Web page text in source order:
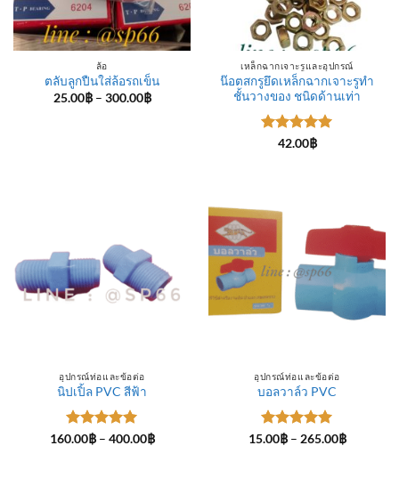
ล้อ
ตลับลูกปืนใส่ล้อรถเข็น
25.00฿ – 300.00฿Price
เหล็กฉากเจาะรูและอุปกรณ์
น๊อตสกรูยึดเหล็กฉากเจาะรูทำ
ชั้นวางของ ชนิดด้านเท่า
ให้คะแนน
42.00฿
อุปกรณ์ท่อและข้อต่อ
นิปเปิ้ล PVC สีฟ้า
ให้คะแนน
160.00฿ – 400.00฿Price
อุปกรณ์ท่อและข้อต่อ
บอลวาล์ว PVC
ให้คะแนน
15.00฿ – 265.00฿Price